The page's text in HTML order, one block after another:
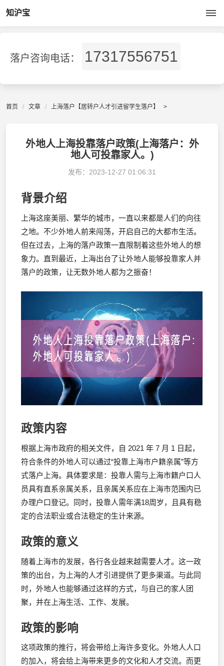
知沪宝
落户咨询电话： 17317556751
首页 文章 上海落户【居转户人才引进留学生落户】 >
外地人上海投靠落户政策(上海落户：外
地人可投靠家人。)
发布： 2023-12-27 01:06:31
背景介绍
上海这座美丽、繁华的城市，一直以来都是人们的向往
之地。不少外地人前来闯荡，开启自己的大都市生活。
但在过去，上海的落户政策一直限制着这些外地人的想
象力。直到最近，上海出台了让外地人能够投靠家人并
落户的政策，让无数外地人都为之振奋！
政策内容
根据上海市政府的相关文件，自 2021 年 7 月 1 日起，
符合条件的外地人可以通过“投靠上海市户籍亲属”等方
式落户上海。具体要求是：投靠人需与上海市籍户口人
员具有直系亲属关系，且亲属关系应在上海市范围内已
办理户口登记。同时，投靠人需年满18周岁，且具有稳
定的合法职业或合法稳定的生计来源。
政策的意义
随着上海市的发展，各行各业越来越需要人才。这一政
策的出台，为上海的人才引进提供了更多渠道。与此同
时，外地人也能够通过这样的方式，与自己的家人团
聚，并在上海生活、工作、发展。
政策的影响
这项政策的推行，将会带给上海许多变化。外地人人口
的加入，将会给上海带来更多的文化和人才交流。而更